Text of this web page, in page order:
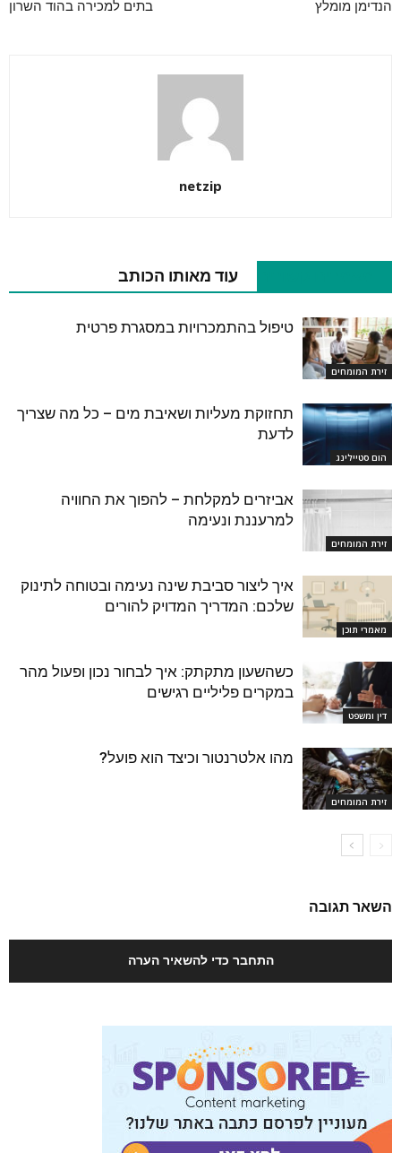
הנדימן מומלץ בתים למכירה בהוד השרון
netzip
עוד מאותו הכותב
זירת המומחים
טיפול בהתמכרויות במסגרת פרטית
הום סטיילינג
תחזוקת מעליות ושאיבת מים – כל מה שצריך
לדעת
זירת המומחים
אביזרים למקלחת – להפוך את החוויה
למרעננת ונעימה
מאמרי תוכן
איך ליצור סביבת שינה נעימה ובטוחה לתינוק
שלכם: המדריך המדויק להורים
דין ומשפט
כשהשעון מתקתק: איך לבחור נכון ופעול מהר
במקרים פליליים רגישים
זירת המומחים
מהו אלטרנטור וכיצד הוא פועל?
השאר תגובה
התחבר כדי להשאיר הערה